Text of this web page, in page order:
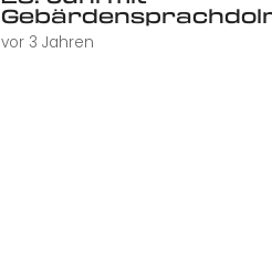
vor 3 Jahren